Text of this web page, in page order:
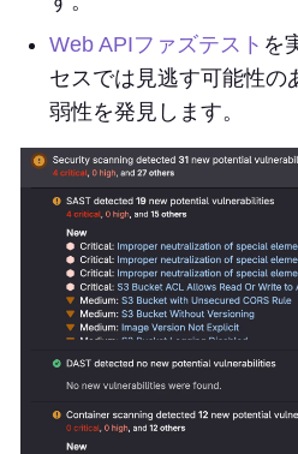
Web APIファズテスト を
セスでは見逃す可能性の
弱性を発見します。